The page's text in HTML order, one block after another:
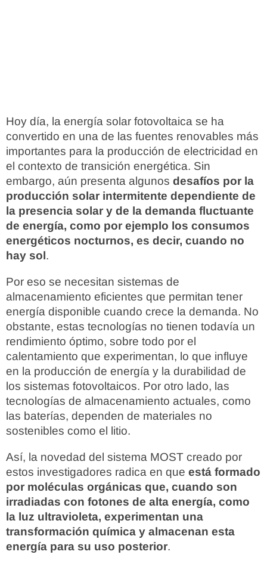
Hoy día, la energía solar fotovoltaica se ha
convertido en una de las fuentes renovables más
importantes para la producción de electricidad en
el contexto de transición energética. Sin
embargo, aún presenta algunos desafíos por la
producción solar intermitente dependiente de
la presencia solar y de la demanda fluctuante
de energía, como por ejemplo los consumos
energéticos nocturnos, es decir, cuando no
hay sol.
Por eso se necesitan sistemas de
almacenamiento eficientes que permitan tener
energía disponible cuando crece la demanda. No
obstante, estas tecnologías no tienen todavía un
rendimiento óptimo, sobre todo por el
calentamiento que experimentan, lo que influye
en la producción de energía y la durabilidad de
los sistemas fotovoltaicos. Por otro lado, las
tecnologías de almacenamiento actuales, como
las baterías, dependen de materiales no
sostenibles como el litio.
Así, la novedad del sistema MOST creado por
estos investigadores radica en que está formado
por moléculas orgánicas que, cuando son
irradiadas con fotones de alta energía, como
la luz ultravioleta, experimentan una
transformación química y almacenan esta
energía para su uso posterior.